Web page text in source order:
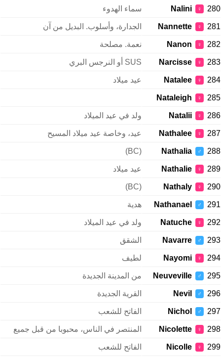
280
♀
Nalini سماء الهدوء
281
♀
Nannette الجدارة، وأسلوب. البديل من آن
282
♀
Nanon نعمة. مصلحة
283
♀
Narcisse SUS أو النرجس البري
284
♀
Natalee عيد ميلاد
285
♀
Nataleigh
286
♀
Natalii ولد في عيد الميلاد
287
♀
Nathalee عيد، وخاصة عيد ميلاد المسيح
288
♂
Nathalia
(BC)
289
♀
Nathalie عيد ميلاد
290
♀
Nathaly
(BC)
291
♂
Nathanael هدية
292
♀
Natuche ولد في عيد الميلاد
293
♂
Navarre الشقق
294
♀
Nayomi لطيف
295
♂
Neuveville من المدينة الجديدة
296
♂
Nevil القرية الجديدة
297
♂
Nichol الفاتح للشعب
298
♀
Nicolette المنتصر في الناس، محبوبا من قبل جميع
299
♀
Nicolle الفاتح للشعب